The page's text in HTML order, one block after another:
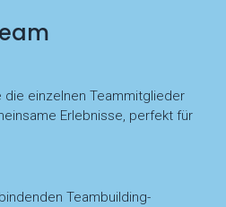
einzelnen Teammitglieder
Erlebnisse, perfekt für
Teambuilding-